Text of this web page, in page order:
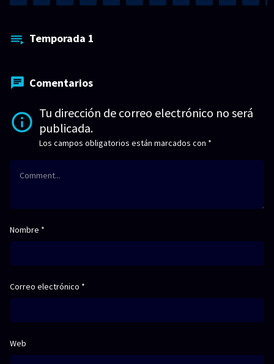
Temporada 1
Comentarios
Tu dirección de correo electrónico no será
publicada.
Los campos obligatorios están marcados con *
Nombre *
Correo electrónico *
Web